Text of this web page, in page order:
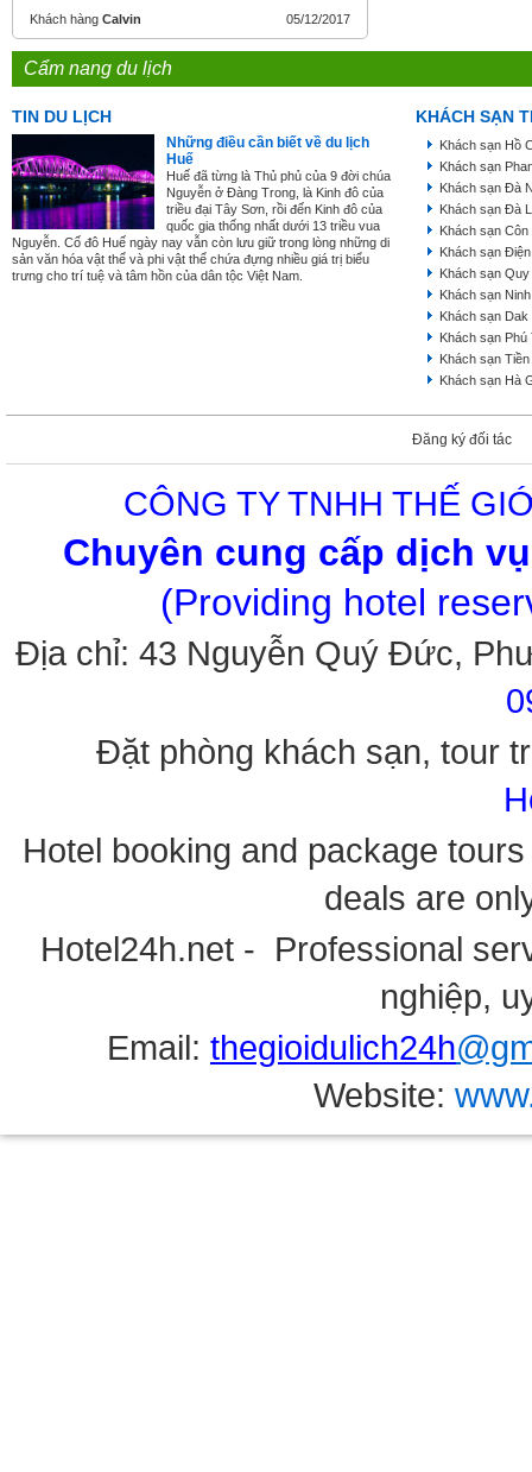
Khách hàng Calvin 05/12/2017
Cẩm nang du lịch
TIN DU LỊCH
Những điều cần biết về du lịch
Huế
Huế đã từng là Thủ phủ của 9 đời chúa
Nguyễn ở Đàng Trong, là Kinh đô của
triều đại Tây Sơn, rồi đến Kinh đô của
quốc gia thống nhất dưới 13 triều vua
Nguyễn. Cố đô Huế ngày nay vẫn còn lưu giữ trong lòng những di
sản văn hóa vật thể và phi vật thể chứa đựng nhiều giá trị biểu
trưng cho trí tuệ và tâm hồn của dân tộc Việt Nam.
KHÁCH SẠN
Khách sạn Hồ
Khách sạn
Khách sạn Đà
Khách sạn Đà
Khách sạn
Khách sạn
Khách sạn
Khách sạn
Khách sạn Dak
Khách sạn Phú
Khách sạn
Khách sạn Hà
Đăng ký đối tác
CÔNG TY TNHH THẾ
Chuyên cung cấp dịch
(Providing hotel
Địa chỉ: 43 Nguyễn Quý Đức,
Đặt phòng khách sạn, tour
Hotel booking and package
deals are
Hotel24h.net - Professional
nghiệp,
Email: thegioidulich24h
Website: